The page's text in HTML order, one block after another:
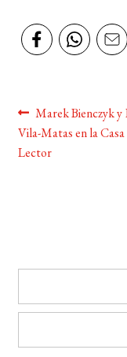
de
Anterior:
Marek Bienczyk y
Vila-Matas en la
Lector